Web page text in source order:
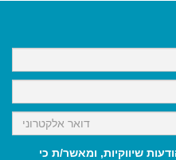
k
שיווקיות, ומאשר/ת כי